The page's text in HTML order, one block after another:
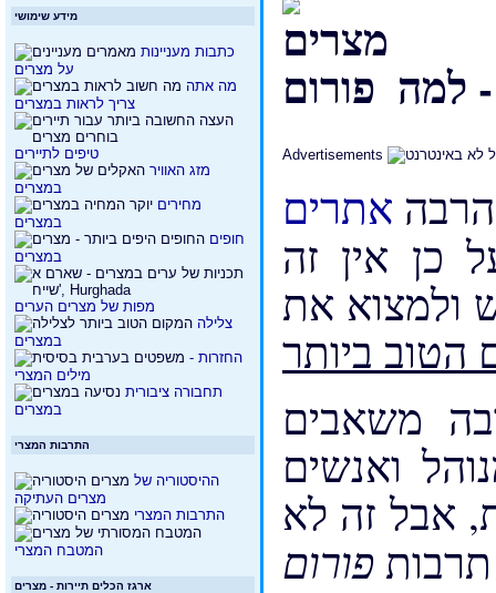
מידע שימושי
על מצרים
צריך לראות במצרים
טיפים לתיירים
במצרים
במצרים
במצרים
מפות של מצרים הערים
צלילה
במצרים
החזרות -
מילים המצרי
תחבורה ציבורית
במצרים
התרבות המצרי
מצרים העתיקה
התרבות המצרי
המטבח המצרי
ארגז הכלים תיירות - מצרים
Advertisements
אתרים
כן אין זה
ולמצוא את
משאבים
ואנשים
אבל זה לא